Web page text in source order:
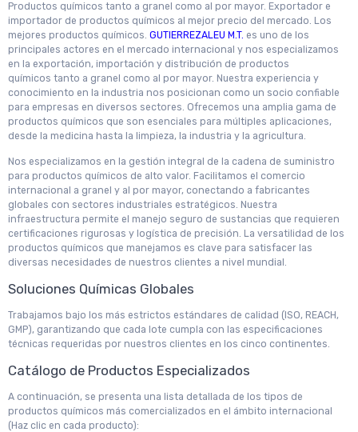
Productos químicos tanto a granel como al por mayor. Exportador e
importador de productos químicos al mejor precio del mercado. Los
mejores productos químicos. GUTIERREZALEU M.T. es uno de los
principales actores en el mercado internacional y nos especializamos
en la exportación, importación y distribución de productos
químicos tanto a granel como al por mayor. Nuestra experiencia y
conocimiento en la industria nos posicionan como un socio confiable
para empresas en diversos sectores. Ofrecemos una amplia gama de
productos químicos que son esenciales para múltiples aplicaciones,
desde la medicina hasta la limpieza, la industria y la agricultura.
Nos especializamos en la gestión integral de la cadena de suministro
para productos químicos de alto valor. Facilitamos el comercio
internacional a granel y al por mayor, conectando a fabricantes
globales con sectores industriales estratégicos. Nuestra
infraestructura permite el manejo seguro de sustancias que requieren
certificaciones rigurosas y logística de precisión. La versatilidad de los
productos químicos que manejamos es clave para satisfacer las
diversas necesidades de nuestros clientes a nivel mundial.
Soluciones Químicas Globales
Trabajamos bajo los más estrictos estándares de calidad (ISO, REACH,
GMP), garantizando que cada lote cumpla con las especificaciones
técnicas requeridas por nuestros clientes en los cinco continentes.
Catálogo de Productos Especializados
A continuación, se presenta una lista detallada de los tipos de
productos químicos más comercializados en el ámbito internacional
(Haz clic en cada producto):